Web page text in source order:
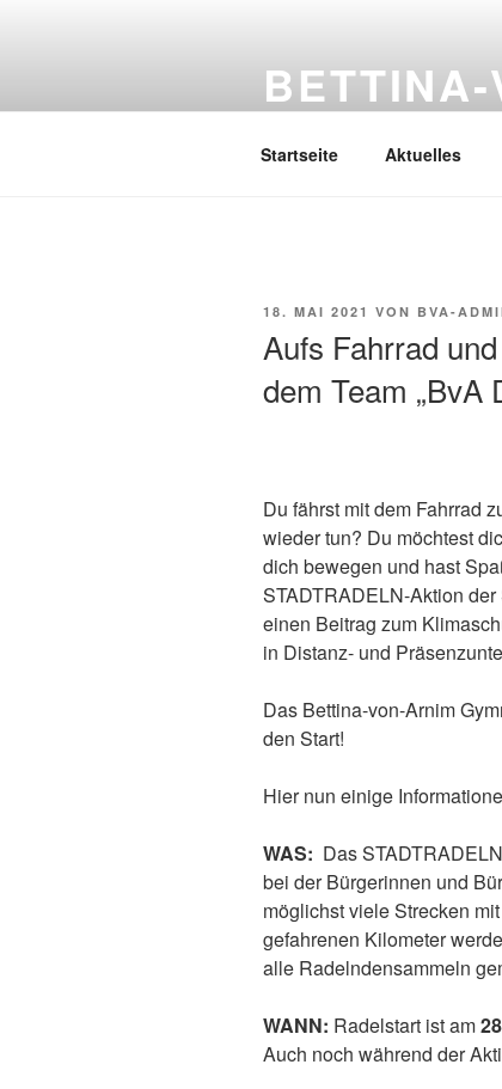
Startseite Aktuelles
VERÖFFENTLICHT
18. MAI 2021 VON BVA-
Aufs Fahrrad
dem Team „BvA
Du fährst mit dem Fahrrad
wieder tun? Du möchtest
dich bewegen und hast
STADTRADELN-Aktion
einen Beitrag zum
in Distanz- und
Das Bettina-von-Arnim
den Start!
Hier nun einige
WAS: Das
bei der Bürgerinnen und
möglichst viele Strecken
gefahrenen Kilometer
alle Radelndensammeln
WANN: Radelstart ist am
Auch noch während der